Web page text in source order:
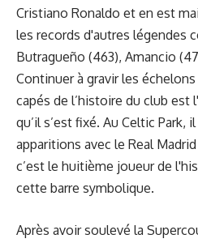
Cristiano Ronaldo et en est
les records d'autres légendes
Butragueño (463), Amancio
Continuer à gravir les
capés de l’histoire du club est
qu’il s’est fixé. Au Celtic Park,
apparitions avec le Real
c’est le huitième joueur de
cette barre symbolique.
Après avoir soulevé la